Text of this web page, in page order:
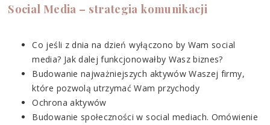
Social Media – strategia komunikacji
Co jeśli z dnia na dzień wyłączono by Wam social
media? Jak dalej funkcjonowałby Wasz biznes?
Budowanie najważniejszych aktywów Waszej firmy,
które pozwolą utrzymać Wam przychody
Ochrona aktywów
Budowanie społeczności w social mediach. Omówienie